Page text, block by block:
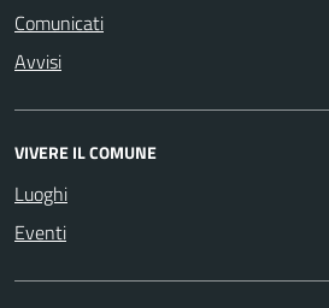
Comunicati
Avvisi
VIVERE IL COMUNE
Luoghi
Eventi